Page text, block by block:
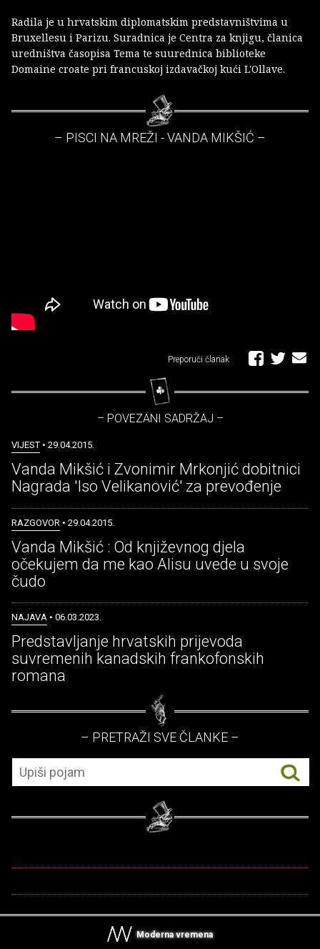
Radila je u hrvatskim diplomatskim predstavništvima u
Bruxellesu i Parizu. Suradnica je Centra za knjigu, članica
uredništva časopisa Tema te suurednica biblioteke
Domaine croate pri francuskoj izdavačkoj kući L'Ollave.
– PISCI NA MREŽI - VANDA MIKŠIĆ –
Preporuči članak
– POVEZANI SADRŽAJ –
VIJEST • 29.04.2015.
Vanda Mikšić i Zvonimir Mrkonjić dobitnici
Nagrada 'Iso Velikanović' za prevođenje
RAZGOVOR • 29.04.2015.
Vanda Mikšić : Od književnog djela
očekujem da me kao Alisu uvede u svoje
čudo
NAJAVA • 06.03.2023.
Predstavljanje hrvatskih prijevoda
suvremenih kanadskih frankofonskih
romana
– PRETRAŽI SVE ČLANKE –
Moderna vremena